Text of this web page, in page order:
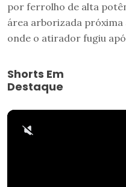
por ferrolho de alta
área arborizada próxima
onde o atirador fugiu
Shorts Em
Destaque